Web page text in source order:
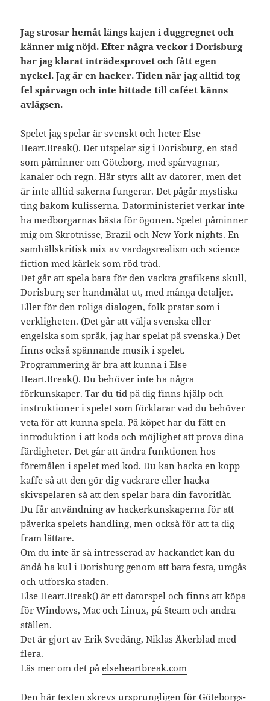
Jag strosar hemåt längs kajen i duggregnet och
känner mig nöjd. Efter några veckor i Dorisburg
har jag klarat inträdesprovet och fått egen
nyckel. Jag är en hacker. Tiden när jag alltid tog
fel spårvagn och inte hittade till caféet känns
avlägsen.
Spelet jag spelar är svenskt och heter Else
Heart.Break(). Det utspelar sig i Dorisburg, en stad
som påminner om Göteborg, med spårvagnar,
kanaler och regn. Här styrs allt av datorer, men det
är inte alltid sakerna fungerar. Det pågår mystiska
ting bakom kulisserna. Datorministeriet verkar inte
ha medborgarnas bästa för ögonen. Spelet påminner
mig om Skrotnisse, Brazil och New York nights. En
samhällskritisk mix av vardagsrealism och science
fiction med kärlek som röd tråd.
Det går att spela bara för den vackra grafikens skull,
Dorisburg ser handmålat ut, med många detaljer.
Eller för den roliga dialogen, folk pratar som i
verkligheten. (Det går att välja svenska eller
engelska som språk, jag har spelat på svenska.) Det
finns också spännande musik i spelet.
Programmering är bra att kunna i Else
Heart.Break(). Du behöver inte ha några
förkunskaper. Tar du tid på dig finns hjälp och
instruktioner i spelet som förklarar vad du behöver
veta för att kunna spela. På köpet har du fått en
introduktion i att koda och möjlighet att prova dina
färdigheter. Det går att ändra funktionen hos
föremålen i spelet med kod. Du kan hacka en kopp
kaffe så att den gör dig vackrare eller hacka
skivspelaren så att den spelar bara din favoritlåt.
Du får användning av hackerkunskaperna för att
påverka spelets handling, men också för att ta dig
fram lättare.
Om du inte är så intresserad av hackandet kan du
ändå ha kul i Dorisburg genom att bara festa, umgås
och utforska staden.
Else Heart.Break() är ett datorspel och finns att köpa
för Windows, Mac och Linux, på Steam och andra
ställen.
Det är gjort av Erik Svedäng, Niklas Åkerblad med
flera.
Läs mer om det påelseheartbreak.com
Den här texten skrevs ursprungligen för Göteborgs-